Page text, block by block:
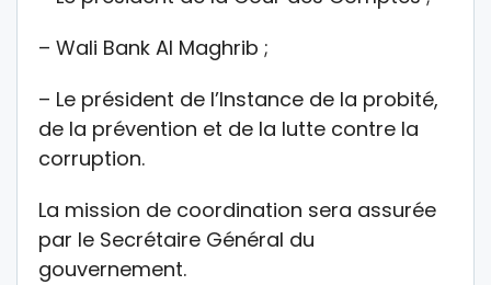
– Wali Bank Al Maghrib ;
– Le président de l’Instance de la probité,
de la prévention et de la lutte contre la
corruption.
La mission de coordination sera assurée
par le Secrétaire Général du
gouvernement.